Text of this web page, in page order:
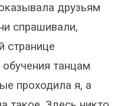
друзьям
спрашивали,
странице
танцам
проходила я, а